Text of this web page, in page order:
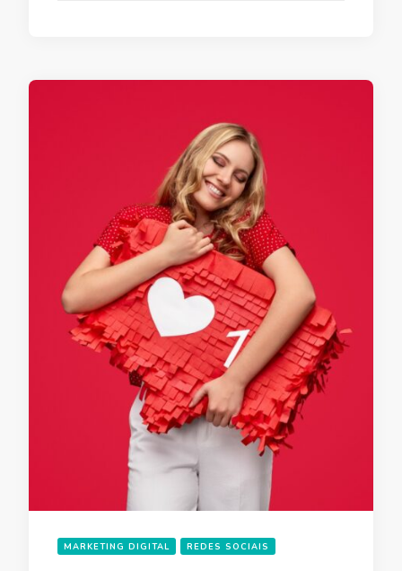
MARKETING DIGITAL REDES SOCIAIS